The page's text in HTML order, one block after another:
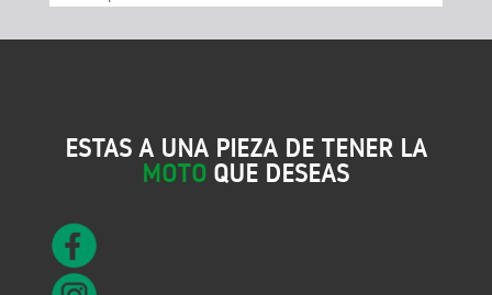
ESTAS A UNA PIEZA DE TENER LA
MOTO QUE DESEAS